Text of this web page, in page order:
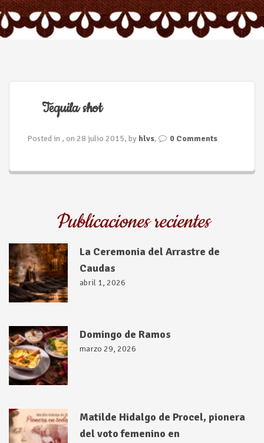
i
o
n
Tequila shot
Posted in , on 28 julio 2015, by hlvs, 0 Comments
Publicaciones recientes
La Ceremonia del Arrastre de
Caudas
abril 1, 2026
Domingo de Ramos
marzo 29, 2026
Matilde Hidalgo de Procel, pionera
del voto femenino en